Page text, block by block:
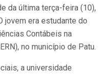
da última terça-feira (10),
jovem era estudante do
Contábeis na
no município de Patu.
a universidade